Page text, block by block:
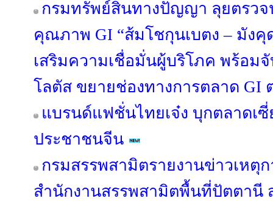
กรมทรัพย์สินทางปัญญา ลุยตรวจ
คุณภาพ GI “ส้มโชกุนเบตง – มังคุ
เสริมความเชื่อมั่นผู้บริโภค พร้อม
โลตัส ขยายช่องทางการตลาด GI
แบรนด์แฟชั่นไทยเจ๋ง บุกตลาดเ
ประชาชนจีน
กรมสรรพสามิตรายงานข่าวเหตุ
สำนักงานสรรพสามิตพื้นที่ปัตตานี